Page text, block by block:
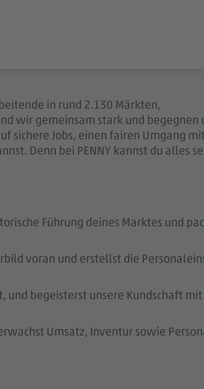
in rund 2.130 Märkten,
wir gemeinsam stark und begegnen
sichere Jobs, einen fairen Umgang
Denn bei PENNY kannst du alles
Führung deines Marktes und
voran und erstellst die
begeisterst unsere Kundschaft
Umsatz, Inventur sowie